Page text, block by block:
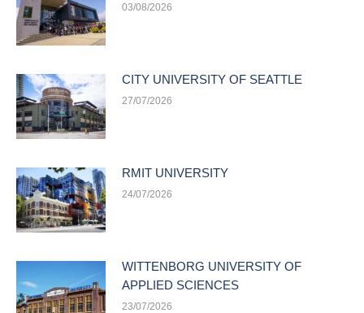
03/08/2026
CITY UNIVERSITY OF SEATTLE
27/07/2026
RMIT UNIVERSITY
24/07/2026
WITTENBORG UNIVERSITY OF
APPLIED SCIENCES
23/07/2026